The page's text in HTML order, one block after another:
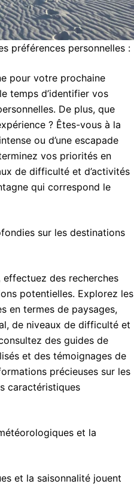
préférences personnelles :
pour votre prochaine
temps d’identifier vos
De plus, que
? Êtes-vous à la
ou d’une escapade
vos priorités en
de difficulté et d’activités
qui correspond le
sur les destinations
des recherches
potentielles. Explorez les
en termes de paysages,
de niveaux de difficulté et
des guides de
et des témoignages de
précieuses sur les
caractéristiques
et la
et la saisonnalité jouent